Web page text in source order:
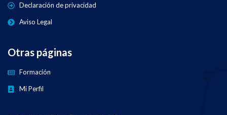
Declaración de privacidad
Aviso Legal
Otras páginas
Formación
Mi Perfil